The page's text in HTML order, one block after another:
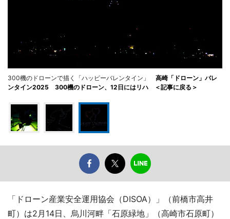
300機のドローンで描く「ハッピーバレンタイン」 高崎「ドローン」バレ
ンタイン2025 300機のドローン、12日にはリハ ＜記事に戻る＞
「ドローン産業安全運用協会（DISOA）」（前橋市高井
町）は2月14日、烏川河畔「石原緑地」（高崎市石原町）